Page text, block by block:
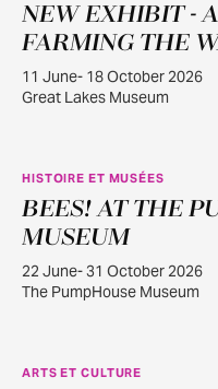
JUIN
11
NEW EXHIBIT -
FARMING THE
11 June- 18 October 2026
Great Lakes Museum
JUIN
22
HISTOIRE ET MUSÉES
BEES! AT THE
MUSEUM
22 June- 31 October 2026
The PumpHouse Museum
ARTS ET CULTURE